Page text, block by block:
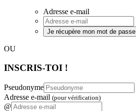
Adresse e-mail
Je récupère mon mot de passe
OU
INSCRIS-TOI !
Pseudonyme
Adresse e-mail (pour vérification)
@